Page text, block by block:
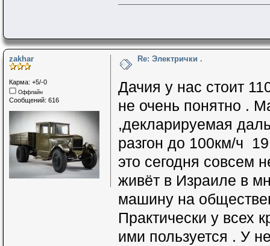
zakhar
Карма: +5/-0
Оффлайн
Сообщений: 616
Re: Электрички .
Дачия у нас стоит
не очень понятно .
,декларируемая
разгон до 100км/ч
это сегодня совсем
живёт в Израиле в
машину на
Практически у всех
ими пользуется . У